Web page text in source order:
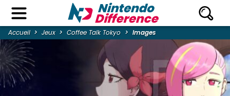
Accueil Jeux Coffee Talk Tokyo Images